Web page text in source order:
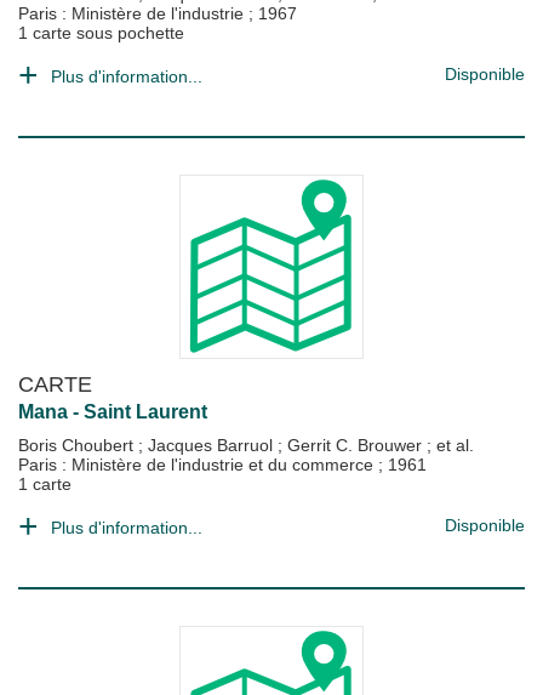
Paris : Ministère de l'industrie ; 1967
1 carte sous pochette
Plus d'information... Disponible
CARTE
Mana - Saint Laurent
Boris Choubert ; Jacques Barruol ; Gerrit C. Brouwer ; et al.
Paris : Ministère de l'industrie et du commerce ; 1961
1 carte
Plus d'information... Disponible